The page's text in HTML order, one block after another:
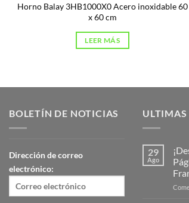
Horno Balay 3HB1000X0 Acero inoxidable 60
x 60 cm
LEER MÁS
BOLETÍN DE NOTICIAS
Dirección de correo
electrónico:
29
Ago